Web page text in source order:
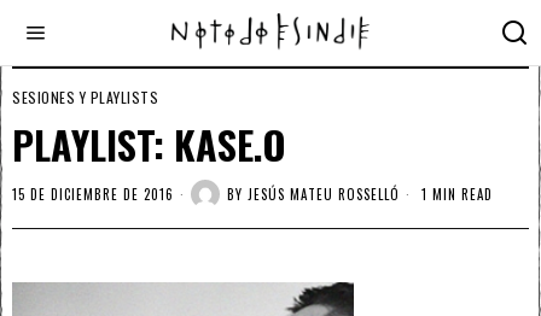
SESIONES Y PLAYLISTS
PLAYLIST: KASE.O
15 DE DICIEMBRE DE 2016 BY JESÚS MATEU ROSSELLÓ 1 MIN READ